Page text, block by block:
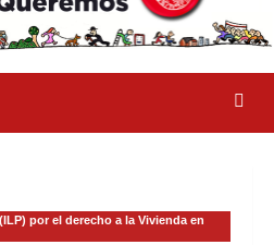
por el derecho a la Vivienda en